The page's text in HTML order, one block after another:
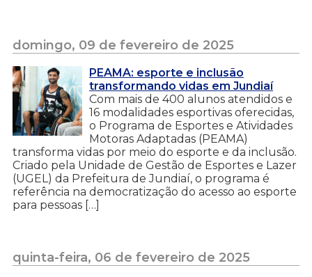
domingo, 09 de fevereiro de 2025
PEAMA: esporte e inclusão
transformando vidas em Jundiaí
Com mais de 400 alunos atendidos e
16 modalidades esportivas oferecidas,
o Programa de Esportes e Atividades
Motoras Adaptadas (PEAMA)
transforma vidas por meio do esporte e da inclusão.
Criado pela Unidade de Gestão de Esportes e Lazer
(UGEL) da Prefeitura de Jundiaí, o programa é
referência na democratização do acesso ao esporte
para pessoas […]
quinta-feira, 06 de fevereiro de 2025